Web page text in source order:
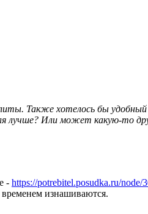
Также хотелось бы
лучше? Или может какую-то
- https://potrebitel.posudka.ru/node/
временем изнашиваются.